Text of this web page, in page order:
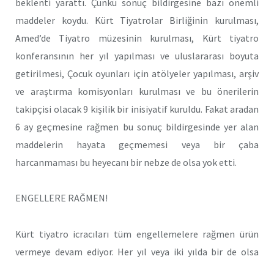
maddeler koydu. Kürt Tiyatrolar Birliğinin kurulması,
Amed’de Tiyatro müzesinin kurulması, Kürt tiyatro
konferansının her yıl yapılması ve uluslararası boyuta
getirilmesi, Çocuk oyunları için atölyeler yapılması, arşiv
ve araştırma komisyonları kurulması ve bu önerilerin
takipçisi olacak 9 kişilik bir inisiyatif kuruldu. Fakat aradan
6 ay geçmesine rağmen bu sonuç bildirgesinde yer alan
maddelerin hayata geçmemesi veya bir çaba
harcanmaması bu heyecanı bir nebze de olsa yok etti.
ENGELLERE RAĞMEN!
Kürt tiyatro icracıları tüm engellemelere rağmen ürün
vermeye devam ediyor. Her yıl veya iki yılda bir de olsa